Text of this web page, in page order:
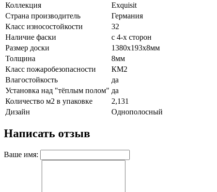
Коллекция
Exquisit
Страна производитель
Германия
Класс износостойкости
32
Наличие фаски
с 4-х сторон
Размер доски
1380х193х8мм
Толщина
8мм
Класс пожаробезопасности
КМ2
Влагостойкость
да
Установка над "тёплым полом" да
Количество м2 в упаковке
2,131
Дизайн
Однополосный
Написать отзыв
Ваше имя: